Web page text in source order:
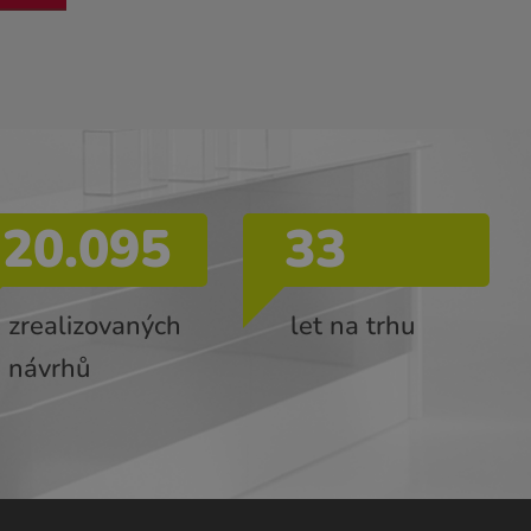
20.095
zrealizovaných
návrhů
33
let na trhu